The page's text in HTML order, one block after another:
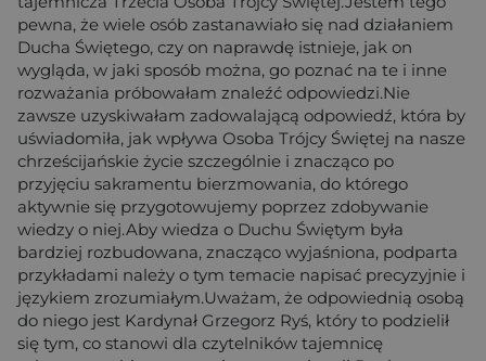
pewna, że wiele osób zastanawiało się nad działaniem
Ducha Świętego, czy on naprawdę istnieje, jak on
wygląda, w jaki sposób można, go poznać na te i inne
rozważania próbowałam znaleźć odpowiedzi.Nie
zawsze uzyskiwałam zadowalającą odpowiedź, która by
uświadomiła, jak wpływa Osoba Trójcy Świętej na nasze
chrześcijańskie życie szczególnie i znacząco po
przyjęciu sakramentu bierzmowania, do którego
aktywnie się przygotowujemy poprzez zdobywanie
wiedzy o niej.Aby wiedza o Duchu Świętym była
bardziej rozbudowana, znacząco wyjaśniona, podparta
przykładami należy o tym temacie napisać precyzyjnie i
językiem zrozumiałym.Uważam, że odpowiednią osobą
do niego jest Kardynał Grzegorz Ryś, który to podzielił
się tym, co stanowi dla czytelników tajemnicę